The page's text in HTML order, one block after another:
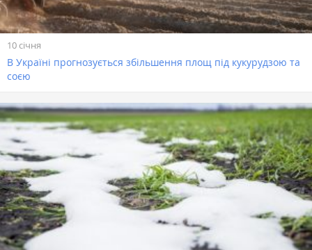
10 січня
В Україні прогнозується збільшення площ під кукурудзою та
соєю